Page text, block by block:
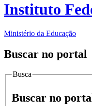
Instituto
Ministério da Educação
Buscar no portal
Busca
Buscar no